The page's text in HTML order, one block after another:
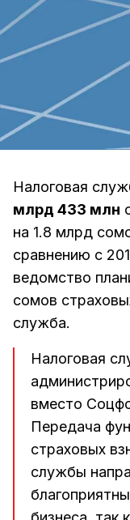
Налоговая
млрд 433 млн
на 1.8 млрд
сравнению с
ведомство
сомов
служба.
Налоговая
вместо
Передача
страховых
службы